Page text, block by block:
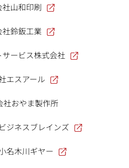
社山和印刷
鈴鈑工業
ービス株式会社
エスアール
社おやま製作所
ジネスブレインズ
名木川ギヤー